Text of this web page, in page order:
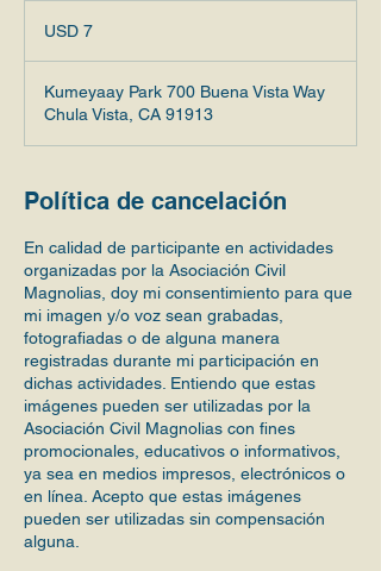
estadounidenses
USD 7
Kumeyaay Park 700 Buena Vista Way
Chula Vista, CA 91913
Política de cancelación
En calidad de participante en actividades
organizadas por la Asociación Civil
Magnolias, doy mi consentimiento para que
mi imagen y/o voz sean grabadas,
fotografiadas o de alguna manera
registradas durante mi participación en
dichas actividades. Entiendo que estas
imágenes pueden ser utilizadas por la
Asociación Civil Magnolias con fines
promocionales, educativos o informativos,
ya sea en medios impresos, electrónicos o
en línea. Acepto que estas imágenes
pueden ser utilizadas sin compensación
alguna.